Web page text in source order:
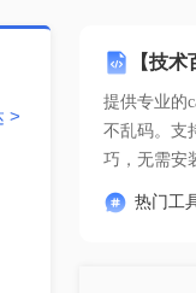
【技
提供专业的
巧 ，无需安
热门工
>